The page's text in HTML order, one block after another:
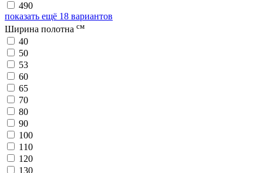
490
показать ещё 18 вариантов
Ширина полотна см
40
50
53
60
65
70
80
90
100
110
120
130